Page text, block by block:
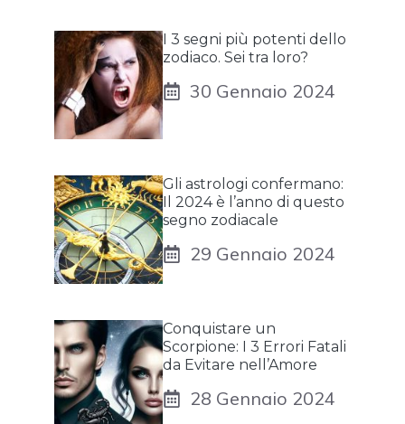
I 3 segni più potenti dello
zodiaco. Sei tra loro?
30 Gennaio 2024
Gli astrologi confermano:
Il 2024 è l’anno di questo
segno zodiacale
29 Gennaio 2024
Conquistare un
Scorpione: I 3 Errori Fatali
da Evitare nell’Amore
28 Gennaio 2024